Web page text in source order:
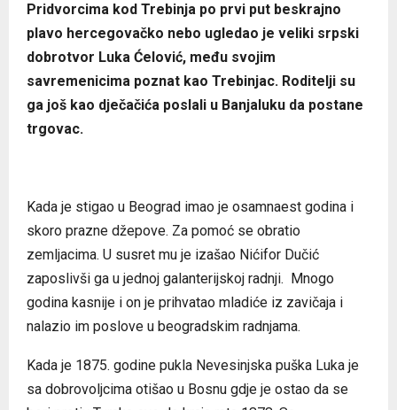
Pridvorcima kod Trebinja po prvi put beskrajno
plavo hercegovačko nebo ugledao je veliki srpski
dobrotvor Luka Ćelović, među svojim
savremenicima poznat kao Trebinjac. Roditelji su
ga još kao dječačića poslali u Banjaluku da postane
trgovac.
Kada je stigao u Beograd imao je osamnaest godina i
skoro prazne džepove. Za pomoć se obratio
zemljacima. U susret mu je izašao Nićifor Dučić
zaposlivši ga u jednoj galanterijskoj radnji. Mnogo
godina kasnije i on je prihvatao mladiće iz zavičaja i
nalazio im poslove u beogradskim radnjama.
Kada je 1875. godine pukla Nevesinjska puška Luka je
sa dobrovoljcima otišao u Bosnu gdje je ostao da se